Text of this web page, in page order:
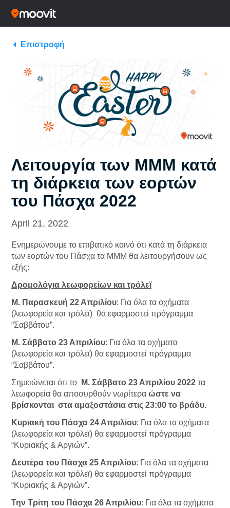
Επιστροφή
Λειτουργία των ΜΜΜ κατά
τη διάρκεια των εορτών
του Πάσχα 2022
April 21, 2022
Ενημερώνουμε το επιβατικό κοινό ότι κατά τη διάρκεια
των εορτών του Πάσχα τα ΜΜΜ θα λειτουργήσουν ως
εξής:
Δρομολόγια λεωφορείων και τρόλεϊ
Μ. Παρασκευή 22 Απριλίου: Για όλα τα οχήματα
(λεωφορεία και τρόλεϊ) θα εφαρμοστεί πρόγραμμα
“Σαββάτου”.
Μ. Σάββατο 23 Απριλίου: Για όλα τα οχήματα
(λεωφορεία και τρόλεϊ) θα εφαρμοστεί πρόγραμμα
“Σαββάτου”.
Σημειώνεται ότι το
Μ. Σάββατο 23 Απριλίου 2022 τα
λεωφορεία θα αποσυρθούν νωρίτερα ώστε να
βρίσκονται στα αμαξοστάσια στις 23:00 το βράδυ.
Κυριακή του Πάσχα 24 Απριλίου: Για όλα τα οχήματα
(λεωφορεία και τρόλεϊ) θα εφαρμοστεί πρόγραμμα
“Κυριακής & Αργιών”.
Δευτέρα του Πάσχα 25 Απριλίου: Για όλα τα οχήματα
(λεωφορεία και τρόλεϊ) θα εφαρμοστεί πρόγραμμα
“Κυριακής & Αργιών”.
Την Τρίτη του Πάσχα 26 Απριλίου: Για όλα τα οχήματα